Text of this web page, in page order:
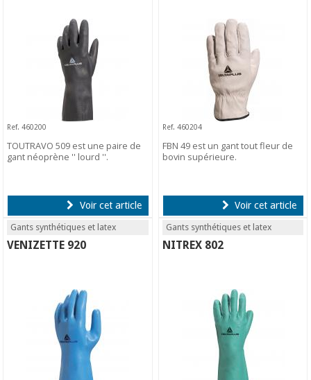
Ref. 460200
TOUTRAVO 509 est une paire de
gant néoprène '' lourd ''.
Voir cet article
Ref. 460204
FBN 49 est un gant tout fleur de
bovin supérieure.
Voir cet article
Gants synthétiques et latex
VENIZETTE 920
Gants synthétiques et latex
NITREX 802